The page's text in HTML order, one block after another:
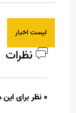
لیست اخبار
نظرات
0 نظر برای این مطلب وجود دارد